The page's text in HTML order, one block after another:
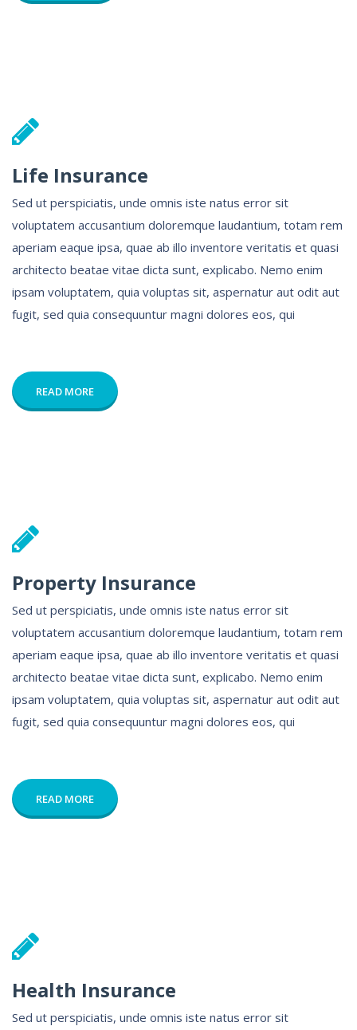
Life Insurance
Sed ut perspiciatis, unde omnis iste natus error sit
voluptatem accusantium doloremque laudantium, totam rem
aperiam eaque ipsa, quae ab illo inventore veritatis et quasi
architecto beatae vitae dicta sunt, explicabo. Nemo enim
ipsam voluptatem, quia voluptas sit, aspernatur aut odit aut
fugit, sed quia consequuntur magni dolores eos, qui
READ MORE
Property Insurance
Sed ut perspiciatis, unde omnis iste natus error sit
voluptatem accusantium doloremque laudantium, totam rem
aperiam eaque ipsa, quae ab illo inventore veritatis et quasi
architecto beatae vitae dicta sunt, explicabo. Nemo enim
ipsam voluptatem, quia voluptas sit, aspernatur aut odit aut
fugit, sed quia consequuntur magni dolores eos, qui
READ MORE
Health Insurance
Sed ut perspiciatis, unde omnis iste natus error sit